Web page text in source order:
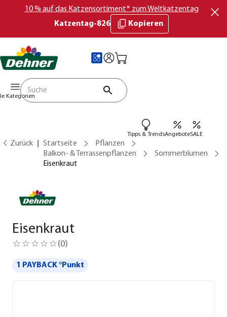
10 % auf das Katzensortiment* zum Weltkatzentag
Katzentag-826
Kopieren
Kategorien
Tipps & TrendsAngeboteSALE
Zurück Startseite
Pflanzen
Balkon- & Terrassenpflanzen
Sommerblumen
Eisenkraut
Eisenkraut
(0)
1 PAYBACK °Punkt